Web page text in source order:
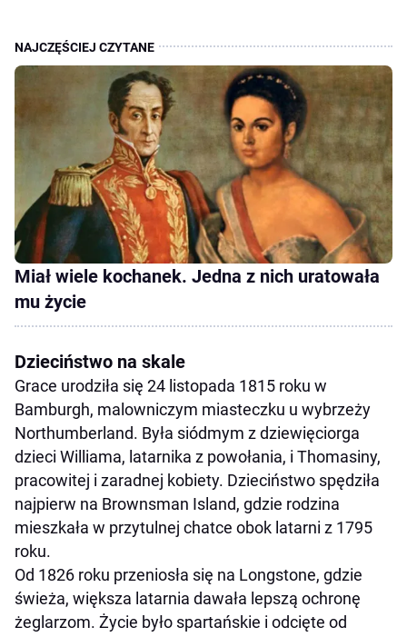
Miał wiele kochanek. Jedna z nich uratowała
mu życie
Dzieciństwo na skale
Grace urodziła się 24 listopada 1815 roku w
Bamburgh, malowniczym miasteczku u wybrzeży
Northumberland. Była siódmym z dziewięciorga
dzieci Williama, latarnika z powołania, i Thomasiny,
pracowitej i zaradnej kobiety. Dzieciństwo spędziła
najpierw na Brownsman Island, gdzie rodzina
mieszkała w przytulnej chatce obok latarni z 1795
roku.
Od 1826 roku przeniosła się na Longstone, gdzie
świeża, większa latarnia dawała lepszą ochronę
żeglarzom. Życie było spartańskie i odcięte od